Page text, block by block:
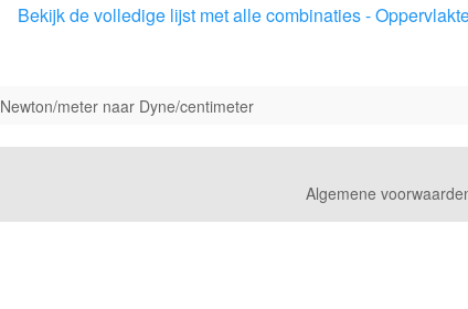
Bekijk de volledige lijst met alle combinaties -
Newton/meter naar Dyne/centimeter
Algemene